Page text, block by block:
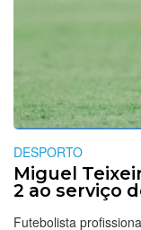
DESPORTO
Miguel
2 ao serviço
Futebolista